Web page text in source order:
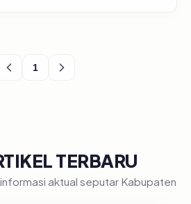
1
TERBARU
aktual seputar Kabupaten